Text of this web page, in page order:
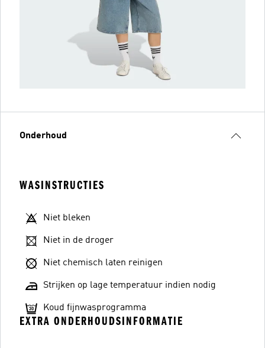
Onderhoud
WASINSTRUCTIES
Niet bleken
Niet in de droger
Niet chemisch laten reinigen
Strijken op lage temperatuur indien nodig
Koud fijnwasprogramma
EXTRA ONDERHOUDSINFORMATIE